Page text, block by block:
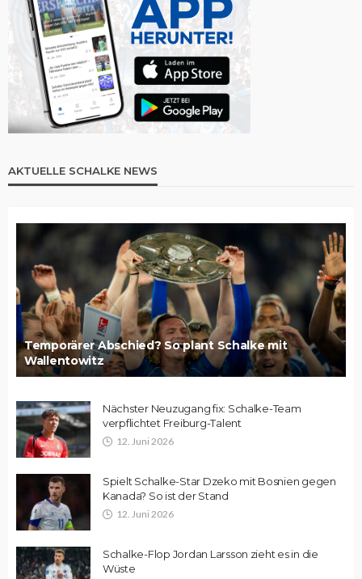
AKTUELLE SCHALKE NEWS
Temporärer Abschied? So plant Schalke mit
Wallentowitz
Nächster Neuzugang fix: Schalke-Team
verpflichtet Freiburg-Talent
12. Juni 2026
Spielt Schalke-Star Dzeko mit Bosnien gegen
Kanada? So ist der Stand
12. Juni 2026
Schalke-Flop Jordan Larsson zieht es in die
Wüste